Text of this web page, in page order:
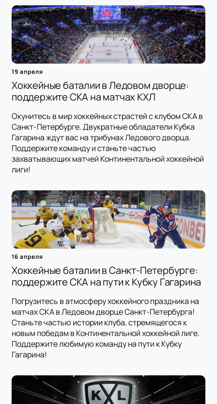
19 апреля
Хоккейные баталии в Ледовом дворце:
поддержите СКА на матчах КХЛ
Окунитесь в мир хоккейных страстей с клубом СКА в
Санкт-Петербурге. Двукратные обладатели Кубка
Гагарина ждут вас на трибунах Ледового дворца.
Поддержите команду и станьте частью
захватывающих матчей Континентальной хоккейной
лиги!
16 апреля
Хоккейные баталии в Санкт-Петербурге:
поддержите СКА на пути к Кубку Гагарина
Погрузитесь в атмосферу хоккейного праздника на
матчах СКА в Ледовом дворце Санкт-Петербурга!
Станьте частью истории клуба, стремящегося к
новым победам в Континентальной хоккейной лиге.
Поддержите любимую команду на пути к Кубку
Гагарина!